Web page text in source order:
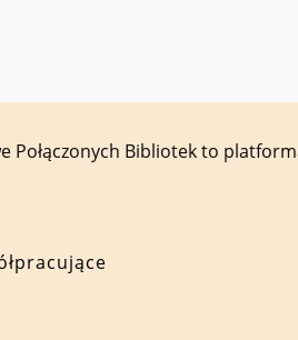
Połączonych Bibliotek to